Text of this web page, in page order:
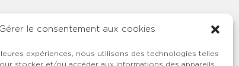
Gérer le consentement aux cookies
expériences, nous utilisons des technologies telles
stocker et/ou accéder aux informations des appareils.